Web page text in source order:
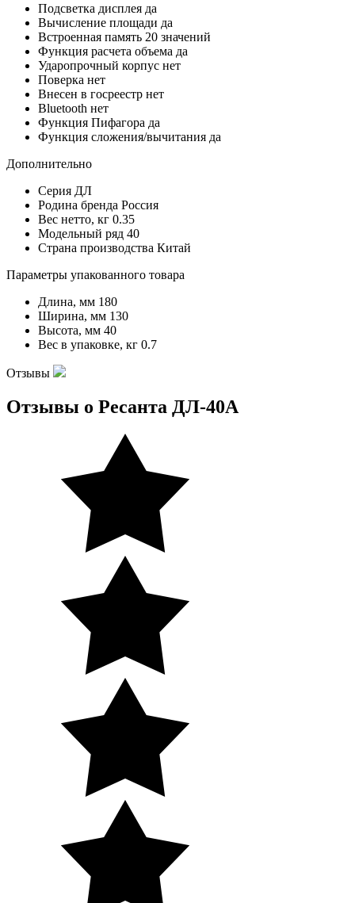
Подсветка дисплея да
Вычисление площади да
Встроенная память 20 значений
Функция расчета объема да
Ударопрочный корпус нет
Поверка нет
Внесен в госреестр нет
Bluetooth нет
Функция Пифагора да
Функция сложения/вычитания да
Дополнительно
Серия ДЛ
Родина бренда Россия
Вес нетто, кг 0.35
Модельный ряд 40
Страна производства Китай
Параметры упакованного товара
Длина, мм 180
Ширина, мм 130
Высота, мм 40
Вес в упаковке, кг 0.7
Отзывы
Отзывы о Ресанта ДЛ-40A